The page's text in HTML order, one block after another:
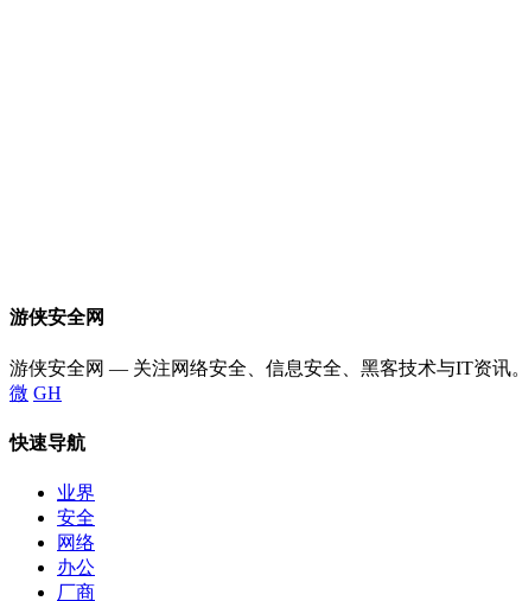
游侠安全网
游侠安全网 — 关注网络安全、信息安全、黑客技术与IT资讯。
微 GH
快速导航
业界
安全
网络
办公
厂商